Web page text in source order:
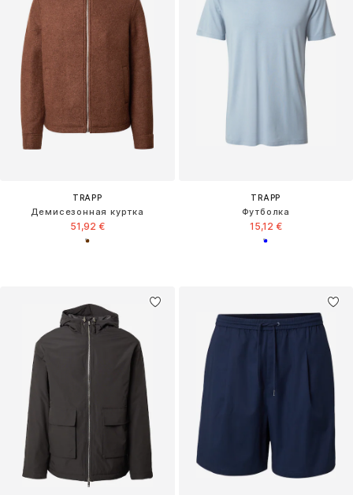
TRAPP
Демисезонная куртка
51,92 €
TRAPP
Футболка
15,12 €